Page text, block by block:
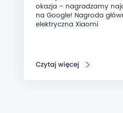
okazja – nagradzamy
na Google! Nagroda
elektryczna Xiaomi
Czytaj więcej